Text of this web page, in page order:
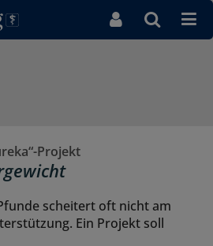
Projekt
scheitert oft nicht am
Ein Projekt soll